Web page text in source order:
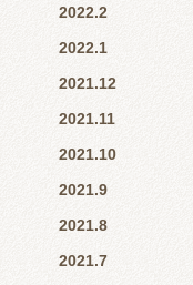
2022.2
2022.1
2021.12
2021.11
2021.10
2021.9
2021.8
2021.7